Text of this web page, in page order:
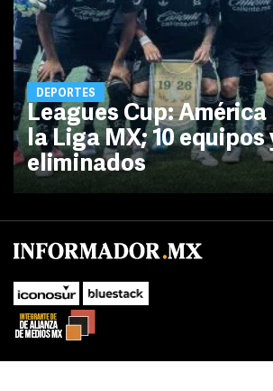
DEPORTES
Leagues Cup:
la Liga MX; 10 equipos
eliminados